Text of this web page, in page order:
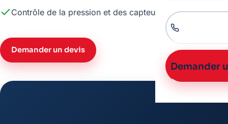
Demander
Contrôle de la pression et des capteurs TPMS
Demander un devis